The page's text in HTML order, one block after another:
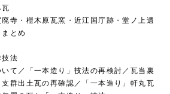
寺・榿木原瓦窯・近江国庁跡・堂ノ上遺
とめ
法
いて／「一本造り」技法の再検討／瓦当裏
群出土瓦の再確認／「一本造り」軒丸瓦